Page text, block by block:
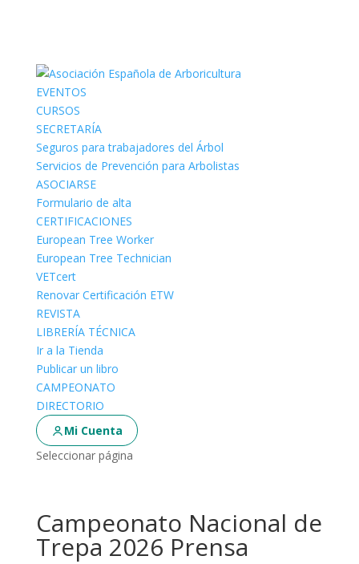
EVENTOS
CURSOS
SECRETARÍA
Seguros para trabajadores del Árbol
Servicios de Prevención para Arbolistas
ASOCIARSE
Formulario de alta
CERTIFICACIONES
European Tree Worker
European Tree Technician
VETcert
Renovar Certificación ETW
REVISTA
LIBRERÍA TÉCNICA
Ir a la Tienda
Publicar un libro
CAMPEONATO
DIRECTORIO
Mi Cuenta
Seleccionar página
Campeonato Nacional de
Trepa 2026 Prensa